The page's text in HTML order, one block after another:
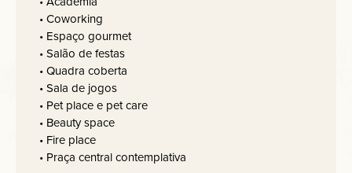
• Coworking
• Espaço gourmet
• Salão de festas
• Quadra coberta
• Sala de jogos
• Pet place e pet care
• Beauty space
• Fire place
• Praça central contemplativa